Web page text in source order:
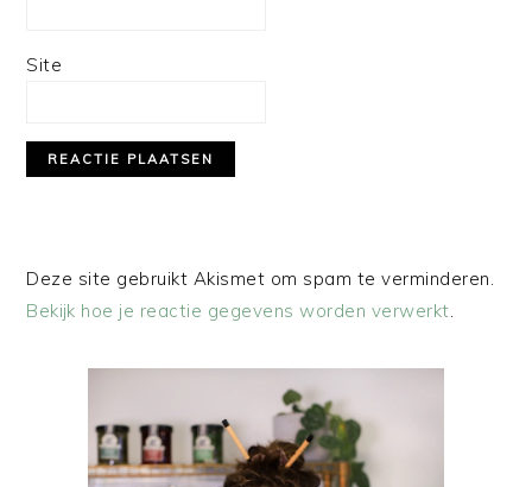
Site
Deze site gebruikt Akismet om spam te verminderen.
Bekijk hoe je reactie gegevens worden verwerkt